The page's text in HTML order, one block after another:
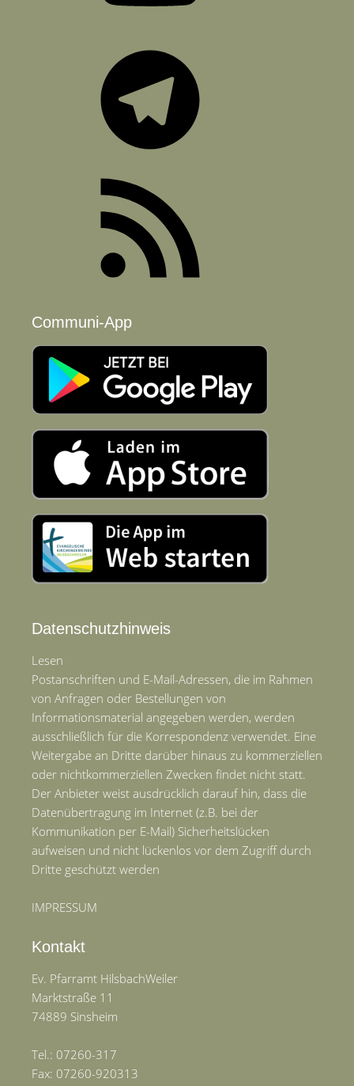
Communi-App
Datenschutzhinweis
Lesen
Postanschriften und E-Mail-Adressen, die im Rahmen
von Anfragen oder Bestellungen von
Informationsmaterial angegeben werden, werden
ausschließlich für die Korrespondenz verwendet. Eine
Weitergabe an Dritte darüber hinaus zu kommerziellen
oder nichtkommerziellen Zwecken findet nicht statt.
Der Anbieter weist ausdrücklich darauf hin, dass die
Datenübertragung im Internet (z.B. bei der
Kommunikation per E-Mail) Sicherheitslücken
aufweisen und nicht lückenlos vor dem Zugriff durch
Dritte geschützt werden
IMPRESSUM
Kontakt
Ev. Pfarramt HilsbachWeiler
Marktstraße 11
74889 Sinsheim
Tel.: 07260-317
Fax: 07260-920313